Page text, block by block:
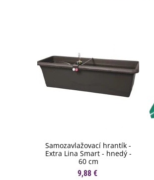
Samozavlažovací hrantík -
Extra Lina Smart - hnedý -
60 cm
9,88 €